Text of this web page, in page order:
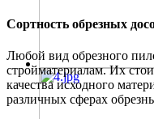
Сортность обрезных
Любой вид обрезного
стройматериалам. Их
качества исходного
различных сферах